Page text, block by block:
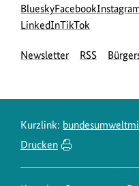
Social
Media
Blueskyzur
Bluesky-
des
Facebookzur
des
LinkedInzur
Seite
zur
Seite
TikTok
Newsletter RSS
Kurzlink:
Drucken